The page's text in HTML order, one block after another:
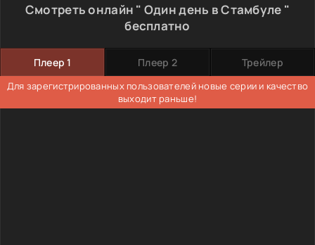
Смотреть онлайн " Один день в Стамбуле "
бесплатно
Плеер 1 Плеер 2 Трейлер
Для зарегистрированных пользователей новые серии и качество
выходит раньше!